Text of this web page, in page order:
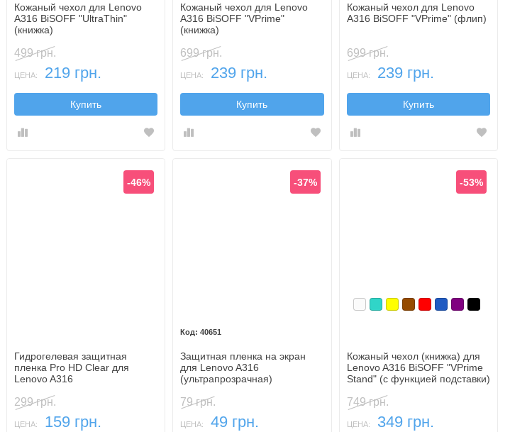
Кожаный чехол для Lenovo
A316 BiSOFF "UltraThin"
(книжка)
499 грн.
ЦЕНА: 219 грн.
Купить
Кожаный чехол для Lenovo
A316 BiSOFF "VPrime"
(книжка)
699 грн.
ЦЕНА: 239 грн.
Купить
Кожаный чехол для Lenovo
A316 BiSOFF "VPrime" (флип)
699 грн.
ЦЕНА: 239 грн.
Купить
-46%
Гидрогелевая защитная
пленка Pro HD Clear для
Lenovo A316
299 грн.
ЦЕНА: 159 грн.
-37%
40651
Защитная пленка на экран
для Lenovo A316
(ультрапрозрачная)
79 грн.
ЦЕНА: 49 грн.
БелыйБирюзовый
Желтый
Коричневый
Красный
Синий, темный
Фиолетовый,
Черный
-53%
Кожаный чехол (книжка) для
Lenovo A316 BiSOFF "VPrime
Stand" (с функцией подставки)
749 грн.
ЦЕНА: 349 грн.